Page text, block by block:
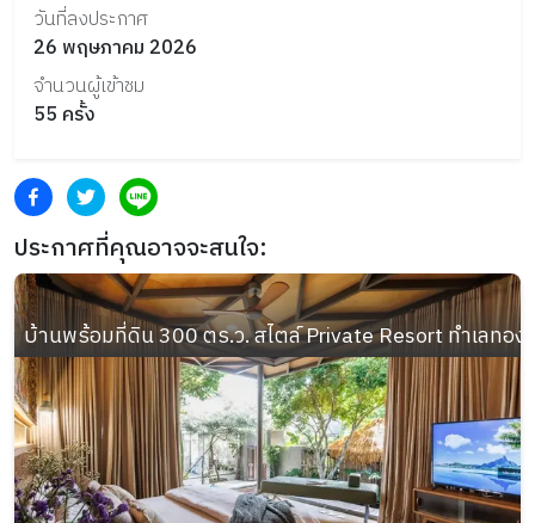
วันที่ลงประกาศ
26 พฤษภาคม 2026
จำนวนผู้เข้าชม
55 ครั้ง
ประกาศที่คุณอาจจะสนใจ:
บ้านพร้อมที่ดิน 300 ตร.ว. สไตล์ Private Resort ทำเลทอง